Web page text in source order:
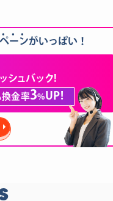
ーンがいっぱい！
シュバック!
金率3%UP!